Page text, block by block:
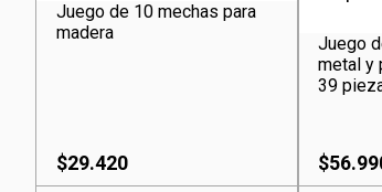
Juego de 10 mechas para
madera
$29.420
Juego
metal y
39
$